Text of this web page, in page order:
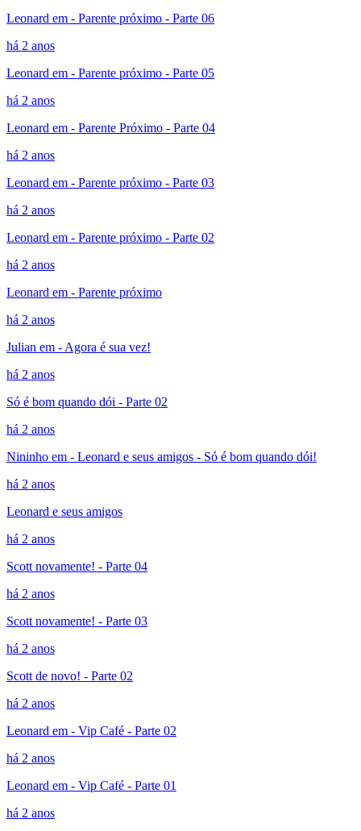
Leonard em - Parente próximo - Parte 06
há 2 anos
Leonard em - Parente próximo - Parte 05
há 2 anos
Leonard em - Parente Próximo - Parte 04
há 2 anos
Leonard em - Parente próximo - Parte 03
há 2 anos
Leonard em - Parente próximo - Parte 02
há 2 anos
Leonard em - Parente próximo
há 2 anos
Julian em - Agora é sua vez!
há 2 anos
Só é bom quando dói - Parte 02
há 2 anos
Nininho em - Leonard e seus amigos - Só é bom quando dói!
há 2 anos
Leonard e seus amigos
há 2 anos
Scott novamente! - Parte 04
há 2 anos
Scott novamente! - Parte 03
há 2 anos
Scott de novo! - Parte 02
há 2 anos
Leonard em - Vip Café - Parte 02
há 2 anos
Leonard em - Vip Café - Parte 01
há 2 anos